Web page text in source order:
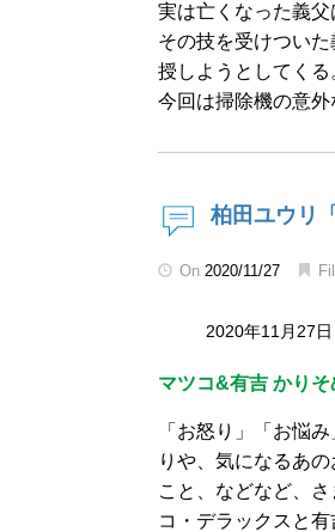
実は亡くなった義父
その技を受けつい
授しようとしてくる
今回は掃除機の意
柏田ユウリ
On 2020/11/27
2020年11月27
マツコ&有吉 かりそ
「お怒り」「お悩
りや、気になるあ
こと、などなど、
コ・デラックスと